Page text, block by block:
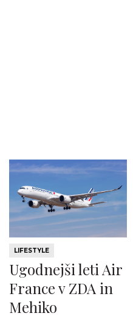
LIFESTYLE
Ugodnejši leti Air
France v ZDA in
Mehiko